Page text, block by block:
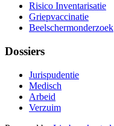
Risico Inventarisatie
Griepvaccinatie
Beelschermonderzoek
Dossiers
Jurispudentie
Medisch
Arbeid
Verzuim